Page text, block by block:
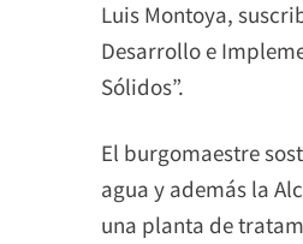
Luis Montoya,
Desarrollo e
Sólidos”.
El burgomaestre
agua y además la
una planta de